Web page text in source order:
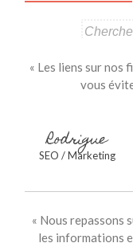
« Les liens sur nos
vous
Rodrigue
SEO / Marketing
« Nous repassons
les informations